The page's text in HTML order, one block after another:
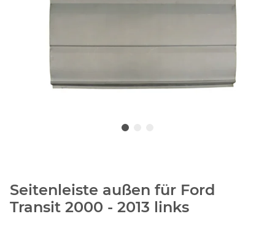
Seitenleiste außen für Ford
Transit 2000 - 2013 links